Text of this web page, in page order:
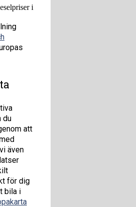
du
att
även
för dig
bila i